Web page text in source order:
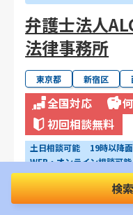
弁護士法人
法律事務所
東京都 新宿区
全国対応
初回相談無料
土日相談可能 19時以降
WEB・オンライン相談可能
事故直後の相談可能
治
着手金0円プランあり検